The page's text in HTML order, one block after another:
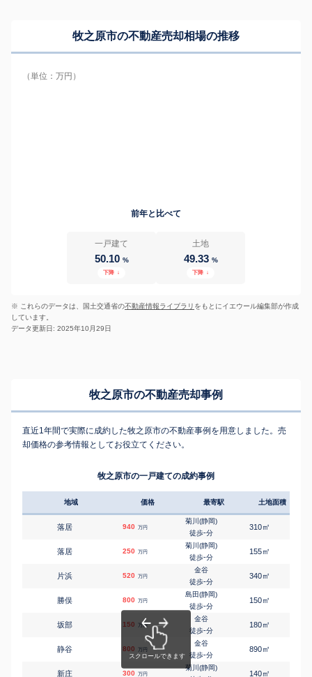
牧之原市の不動産売却相場の推移
（単位：万円）
前年と比べて
一戸建て
50.10 %
下降 ↓
土地
49.33 %
下降 ↓
※ これらのデータは、国土交通省の不動産情報ライブラリ をもとにイエウール編集部が作成
しています。
データ更新日: 2025年10月29日
牧之原市の不動産売却事例
直近1年間で実際に成約した牧之原市の不動産事例を用意しました。売
却価格の参考情報としてお役立てください。
牧之原市の一戸建ての成約事例
地域 価格 最寄駅 土地面積
落居 940 万円
菊川(静岡)
徒歩-分
310㎡
落居 250 万円
菊川(静岡)
徒歩-分
155㎡
片浜 520 万円
金谷
徒歩-分
340㎡
勝俣 800 万円
島田(静岡)
徒歩-分
150㎡
坂部 150 万円
金谷
徒歩-分
180㎡
静谷 800 万円
金谷
徒歩-分
890㎡
新庄 300 万円
菊川(静岡)
140㎡